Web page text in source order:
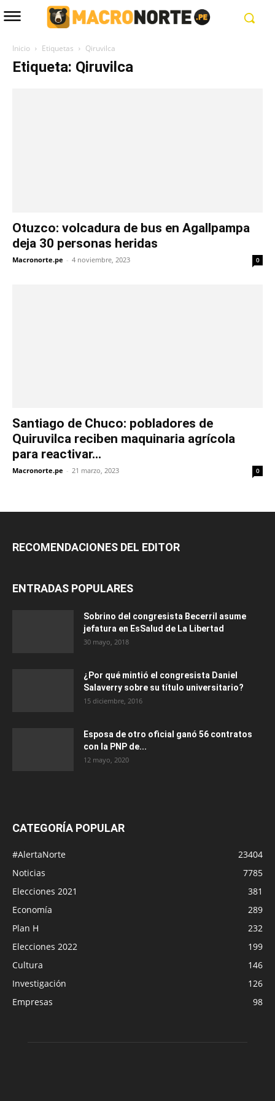
Inicio Etiquetas Qiruvilca
Etiqueta: Qiruvilca
Otuzco: volcadura de bus en Agallpampa
deja 30 personas heridas
Macronorte.pe - 4 noviembre, 2023 0
Santiago de Chuco: pobladores de
Quiruvilca reciben maquinaria agrícola
para reactivar...
Macronorte.pe - 21 marzo, 2023 0
RECOMENDACIONES DEL EDITOR
ENTRADAS POPULARES
Sobrino del congresista Becerril asume
jefatura en EsSalud de La Libertad
30 mayo, 2018
¿Por qué mintió el congresista Daniel
Salaverry sobre su título universitario?
15 diciembre, 2016
Esposa de otro oficial ganó 56 contratos
con la PNP de...
12 mayo, 2020
CATEGORÍA POPULAR
#AlertaNorte
23404
Noticias
7785
Elecciones 2021
381
Economía
289
Plan H
232
Elecciones 2022
199
Cultura
146
Investigación
126
Empresas
98